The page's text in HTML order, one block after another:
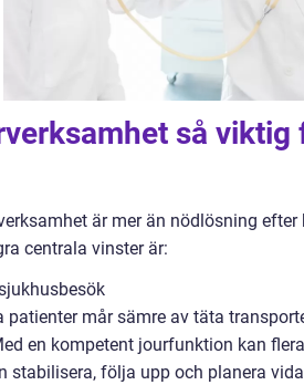
så
är mer än nödlösning
centrala vinster är:
patienter mår sämre av täta
en kompetent jourfunktion kan
stabilisera, följa upp och planera